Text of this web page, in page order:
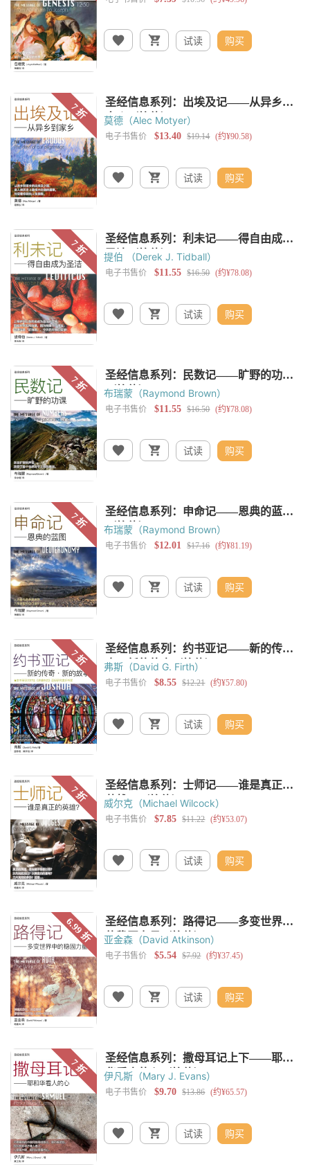
试读 购买
莫德（Alec Motyer）
试读 购买
提伯 （Derek J. Tidball）
试读 购买
布瑞蒙（Raymond Brown）
试读 购买
布瑞蒙（Raymond Brown）
试读 购买
弗斯（David G. Firth）
试读 购买
威尔克（Michael Wilcock）
试读 购买
亚金森（David Atkinson）
试读 购买
伊凡斯（Mary J. Evans）
试读 购买